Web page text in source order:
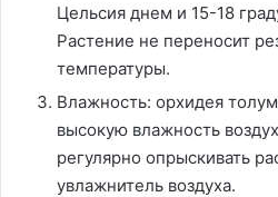
Цельсия днем и 15-18
Растение не переносит
температуры.
Влажность: орхидея
высокую влажность
регулярно опрыскивать
увлажнитель воздуха.